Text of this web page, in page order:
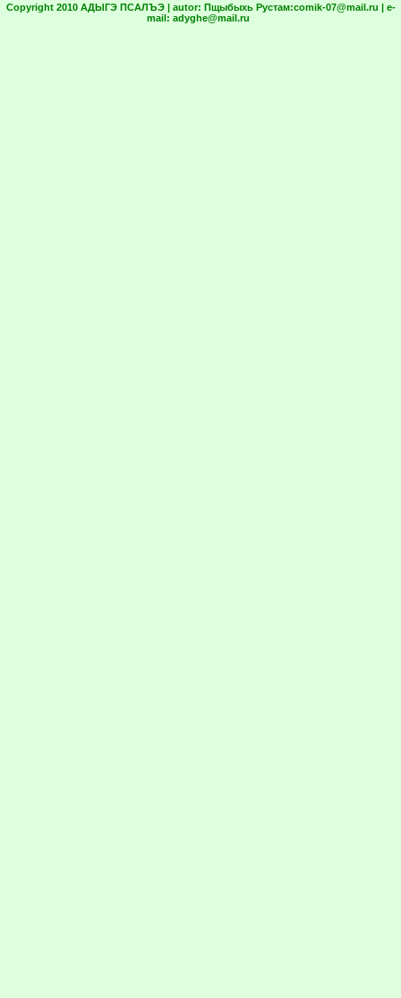
Copyright 2010 АДЫГЭ ПСАЛЪЭ | autor: Пщыбыхь Рустам:comik-07@mail.ru | e-
mail: adyghe@mail.ru